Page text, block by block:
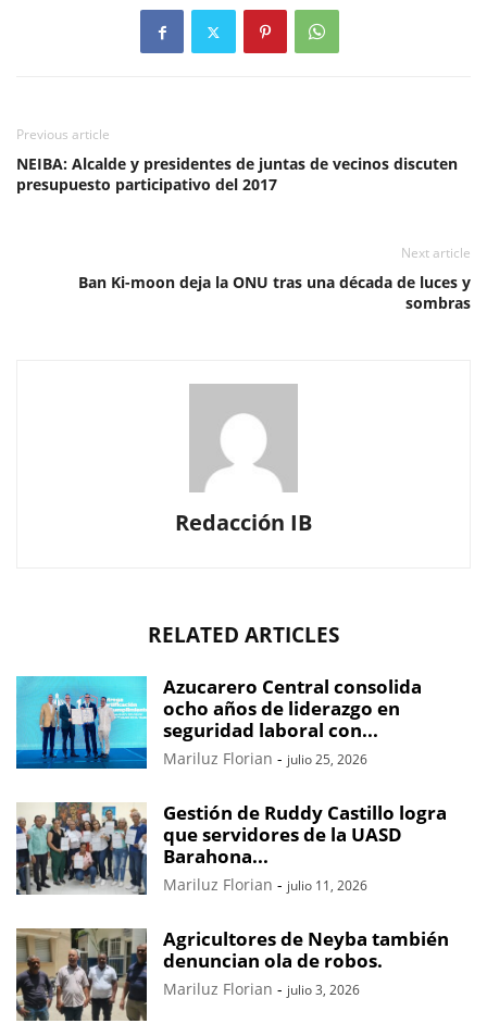
Previous article
NEIBA: Alcalde y presidentes de juntas de vecinos discuten
presupuesto participativo del 2017
Next article
Ban Ki-moon deja la ONU tras una década de luces y
sombras
Redacción IB
RELATED ARTICLES
Azucarero Central consolida
ocho años de liderazgo en
seguridad laboral con...
Mariluz Florian - julio 25, 2026
Gestión de Ruddy Castillo logra
que servidores de la UASD
Barahona...
Mariluz Florian - julio 11, 2026
Agricultores de Neyba también
denuncian ola de robos.
Mariluz Florian - julio 3, 2026